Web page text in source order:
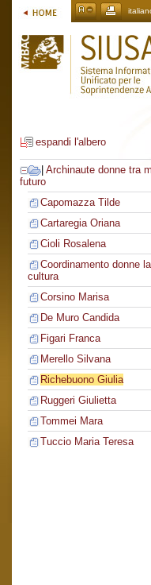
espandi l'albero
Archinaute donne tra
futuro
Capomazza Tilde
Cartaregia Oriana
Cioli Rosalena
Coordinamento donne
cultura
Corsino Marisa
De Muro Candida
Figari Franca
Merello Silvana
Richebuono Giulia
Ruggeri Giulietta
Tommei Mara
Tuccio Maria Teresa